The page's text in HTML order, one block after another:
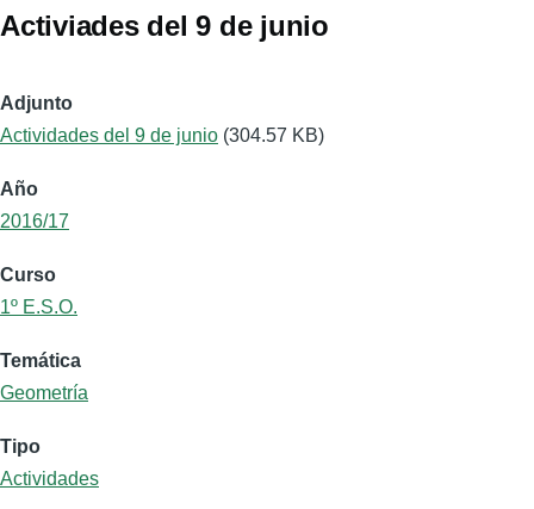
Activiades del 9 de junio
Adjunto
Actividades del 9 de junio (304.57 KB)
Año
2016/17
Curso
1º E.S.O.
Temática
Geometría
Tipo
Actividades